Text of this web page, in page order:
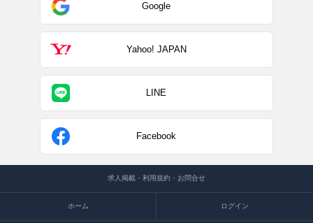
Google
Yahoo! JAPAN
LINE
Facebook
求人掲載・利用規約・お問合せ
ホーム ログイン